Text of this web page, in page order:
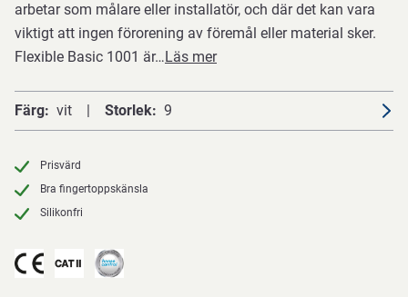
arbetar som målare eller installatör, och där det kan vara
viktigt att ingen förorening av föremål eller material sker.
Flexible Basic 1001 är…Läs mer
Färg vit Storlek 9
Prisvärd
Bra fingertoppskänsla
Silikonfri